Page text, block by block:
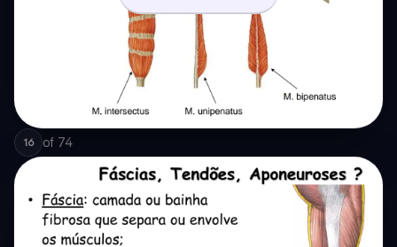
16 of 74